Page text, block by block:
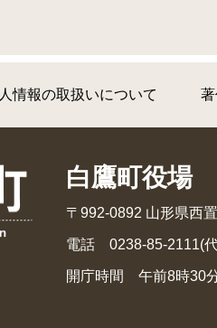
情報の取扱いについて
白鷹町役場
〒992-0892 山形県西
電話 0238-85-
開庁時間 午前8時30